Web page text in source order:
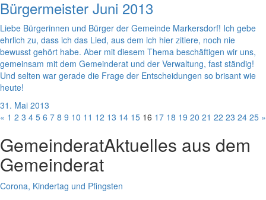
Bürgermeister Juni 2013
Liebe Bürgerinnen und Bürger der Gemeinde Markersdorf! Ich gebe
ehrlich zu, dass ich das Lied, aus dem ich hier zitiere, noch nie
bewusst gehört habe. Aber mit diesem Thema beschäftigen wir uns,
gemeinsam mit dem Gemeinderat und der Verwaltung, fast ständig!
Und selten war gerade die Frage der Entscheidungen so brisant wie
heute!
31. Mai 2013
« 1 2 3 4 5 6 7 8 9 10 11 12 13 14 15 16 17 18 19 20 21 22 23 24 25 »
GemeinderatAktuelles aus dem
Gemeinderat
Corona, Kindertag und Pfingsten